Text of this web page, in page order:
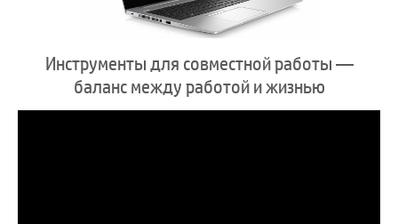
Инструменты для совместной работы —
баланс между работой и жизнью